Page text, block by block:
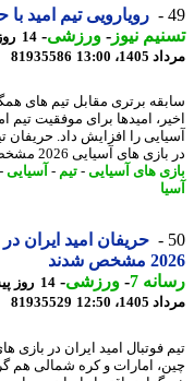
رویارویی تیم امید با
نیوز-ورزشی-
13:00
81935586
برتری مقابل تیم های
امیدها برای موفقیت تیم امید
را افزایش داد. حریفان تیم
آسیایی 2026 مشخص شدند تیم زیر 23 ...
های آسیایی-تیم -آسیایی-تیم
حریفان امید ایران در
شدند
7
-ورزشی-
12:50
81935529
امارات و کره شمالی هم گروه